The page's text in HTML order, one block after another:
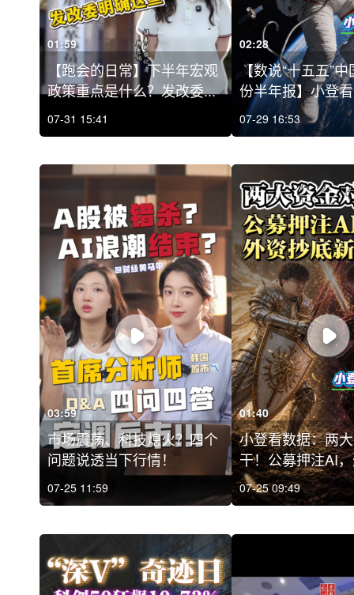
01:59
【跑会的日常】下半年宏观
政策重点是什么？发改委...
07-31 15:41
02:28
【数说“十五五”
份半年报】小登
07-29 16:53
03:59
市场震荡、科技熄火？四个
问题说透当下行情！
07-25 11:59
01:40
小登看数据：两
干！公募押注AI
07-25 09:49